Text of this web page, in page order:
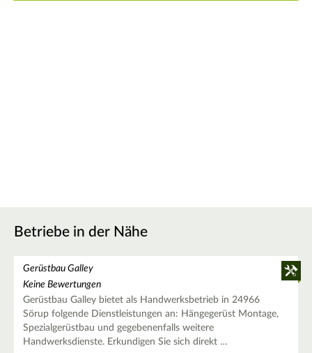
Betriebe in der Nähe
Gerüstbau Galley
Keine Bewertungen
Gerüstbau Galley bietet als Handwerksbetrieb in 24966
Sörup folgende Dienstleistungen an: Hängegerüst Montage,
Spezialgerüstbau und gegebenenfalls weitere
Handwerksdienste. Erkundigen Sie sich direkt …